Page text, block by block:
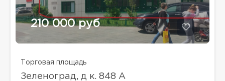
210 000 руб
Торговая площадь
Зеленоград, д к. 848 А